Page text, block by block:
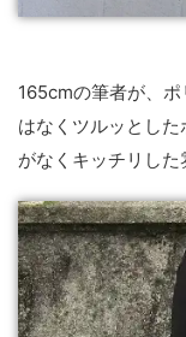
165cmの筆者が、
はなくツルッとし
がなくキッチリした